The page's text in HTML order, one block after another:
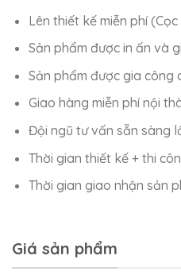
Lên thiết kế miễn phí
Sản phẩm được in ấn và
Sản phẩm được gia công
Giao hàng miễn phí nội
Đội ngũ tư vấn sẵn sàng
Thời gian thiết kế + thi
Thời gian giao nhận sản
Giá sản phẩm